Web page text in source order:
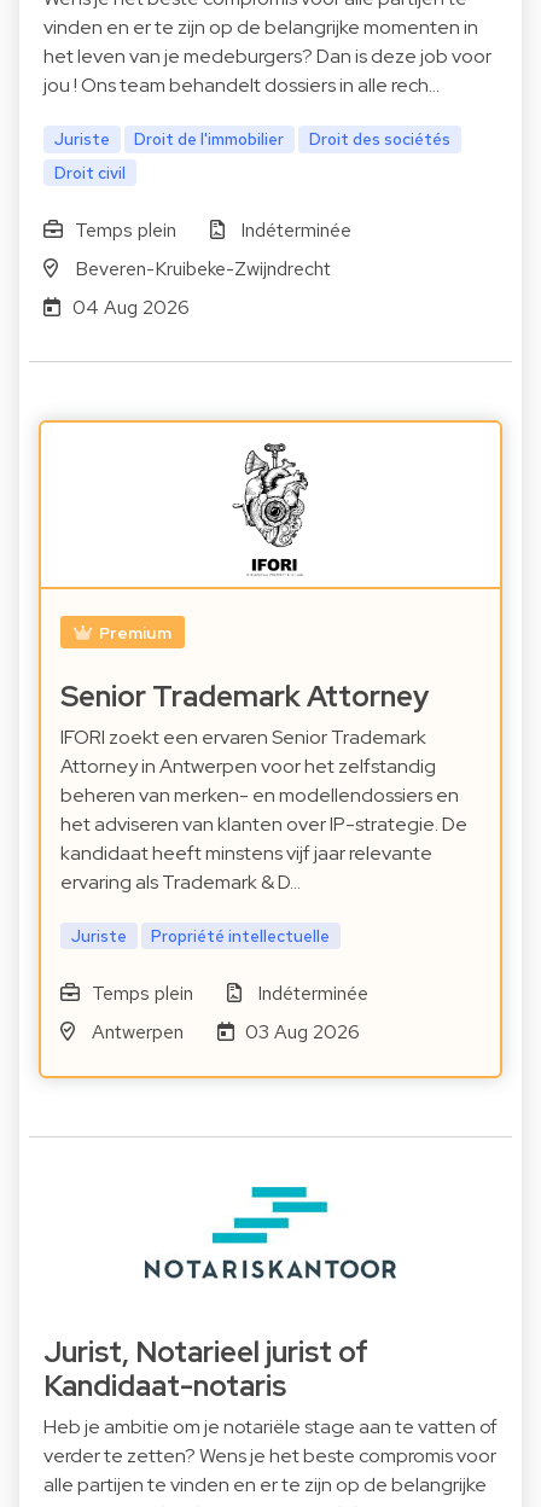
vinden en er te zijn op de belangrijke momenten in
het leven van je medeburgers? Dan is deze job voor
jou ! Ons team behandelt dossiers in alle rech…
Juriste Droit de l'immobilier
Droit des sociétés
Droit civil
Temps plein
Indéterminée
Beveren-Kruibeke-Zwijndrecht
04 Aug 2026
Premium
Senior Trademark Attorney
IFORI zoekt een ervaren Senior Trademark
Attorney in Antwerpen voor het zelfstandig
beheren van merken- en modellendossiers en
het adviseren van klanten over IP-strategie. De
kandidaat heeft minstens vijf jaar relevante
ervaring als Trademark & D…
Juriste Propriété intellectuelle
Temps plein
Indéterminée
Antwerpen
03 Aug 2026
Jurist, Notarieel jurist of
Kandidaat-notaris
Heb je ambitie om je notariële stage aan te vatten of
verder te zetten? Wens je het beste compromis voor
alle partijen te vinden en er te zijn op de belangrijke